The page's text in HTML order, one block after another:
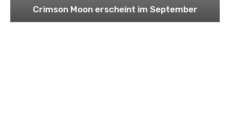
Crimson Moon erscheint im September